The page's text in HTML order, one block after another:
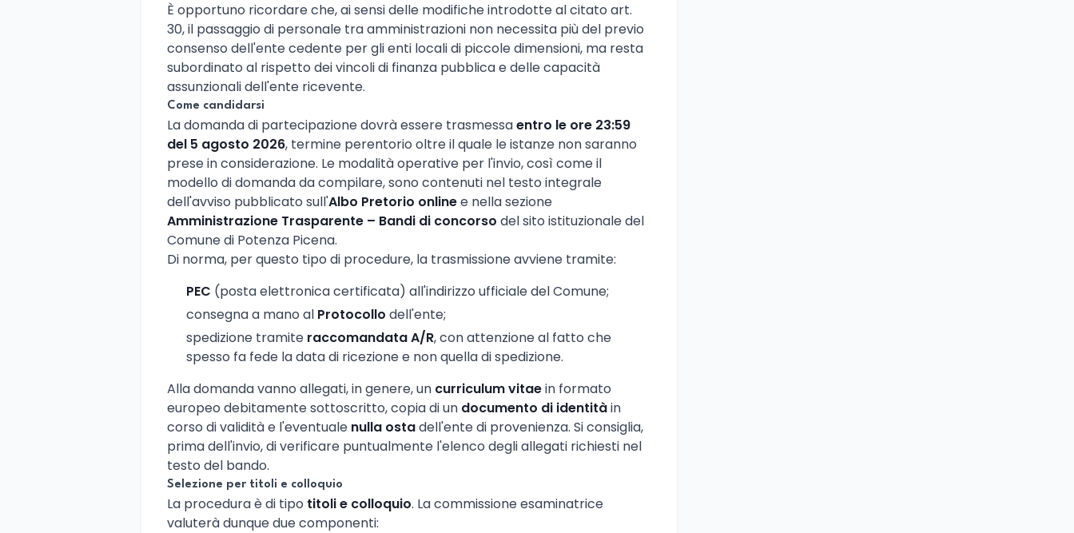
È opportuno ricordare che, ai sensi delle modifiche introdotte al citato art.
30, il passaggio di personale tra amministrazioni non necessita più del previo
consenso dell'ente cedente per gli enti locali di piccole dimensioni, ma resta
subordinato al rispetto dei vincoli di finanza pubblica e delle capacità
assunzionali dell'ente ricevente.
Come candidarsi
La domanda di partecipazione dovrà essere trasmessaentro le ore 23:59
del 5 agosto 2026, termine perentorio oltre il quale le istanze non saranno
prese in considerazione. Le modalità operative per l'invio, così come il
modello di domanda da compilare, sono contenuti nel testo integrale
dell'avviso pubblicato sull'Albo Pretorio onlinee nella sezione
Amministrazione Trasparente – Bandi di concorso del sito istituzionale del
Comune di Potenza Picena.
Di norma, per questo tipo di procedure, la trasmissione avviene tramite:
PEC (posta elettronica certificata) all'indirizzo ufficiale del Comune;
consegna a mano al Protocollo dell'ente;
spedizione tramite raccomandata A/R, con attenzione al fatto che
spesso fa fede la data di ricezione e non quella di spedizione.
Alla domanda vanno allegati, in genere, un curriculum vitaein formato
europeo debitamente sottoscritto, copia di un documento di identitàin
corso di validità e l'eventuale nulla ostadell'ente di provenienza. Si consiglia,
prima dell'invio, di verificare puntualmente l'elenco degli allegati richiesti nel
testo del bando.
Selezione per titoli e colloquio
La procedura è di tipo titoli e colloquio. La commissione esaminatrice
valuterà dunque due componenti: